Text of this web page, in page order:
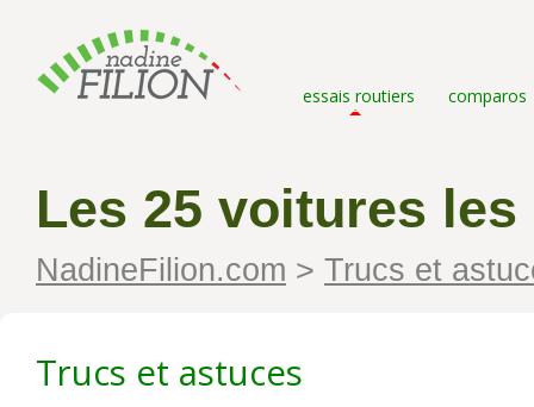
essais routiers comparos
Les 25 voitures
NadineFilion.com > Trucs et
Trucs et astuces